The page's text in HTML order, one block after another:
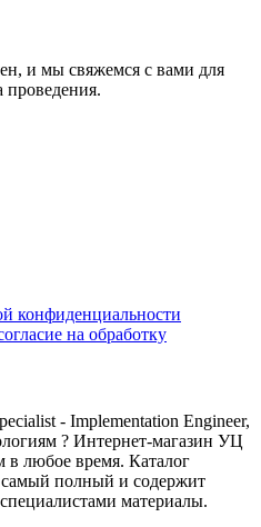
и мы свяжемся с вами для
проведения.
конфиденциальности
на обработку
- Implementation Engineer,
? Интернет-магазин УЦ
в любое время. Каталог
полный и содержит
материалы.